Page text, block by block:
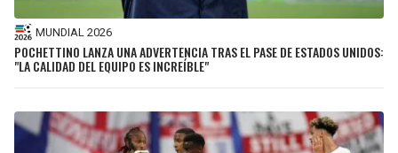
MUNDIAL 2026
POCHETTINO LANZA UNA ADVERTENCIA TRAS EL PASE DE ESTADOS UNIDOS:
"LA CALIDAD DEL EQUIPO ES INCREÍBLE"